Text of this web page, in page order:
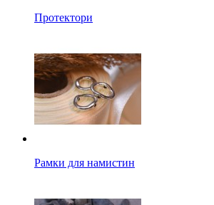
Протектори
Рамки для намистин